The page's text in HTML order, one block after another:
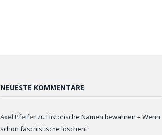
NEUESTE KOMMENTARE
Axel Pfeifer zu Historische Namen bewahren – Wenn
schon faschistische löschen!